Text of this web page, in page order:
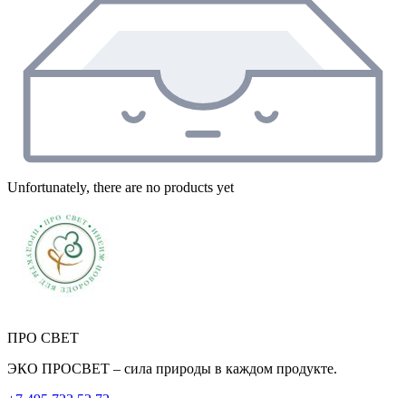
Unfortunately, there are no products yet
ПРО СВЕТ
ЭКО ПРОСВЕТ – сила природы в каждом продукте.